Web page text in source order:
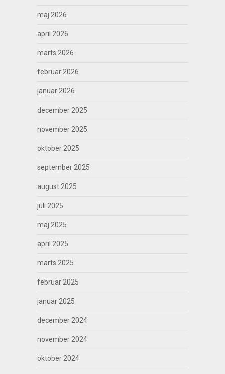
maj 2026
april 2026
marts 2026
februar 2026
januar 2026
december 2025
november 2025
oktober 2025
september 2025
august 2025
juli 2025
maj 2025
april 2025
marts 2025
februar 2025
januar 2025
december 2024
november 2024
oktober 2024